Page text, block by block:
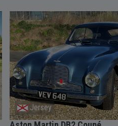
Jersey